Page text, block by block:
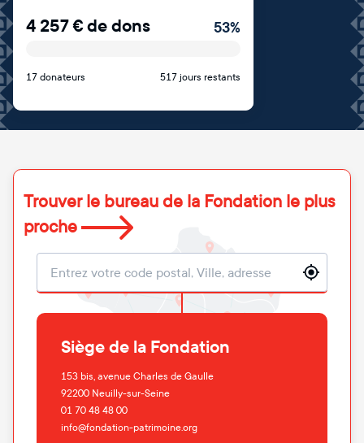
4 257€de dons 53%
17 donateurs 517 jours restants
Trouver le bureau de la Fondation le plus
proche
Localisation
Siège de la Fondation
153 bis, avenue Charles de Gaulle
92200 Neuilly-sur-Seine
01 70 48 48 00
info@fondation-patrimoine.org